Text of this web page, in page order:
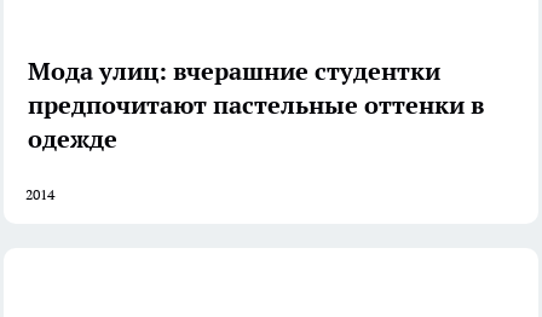
Мода улиц: вчерашние студентки
предпочитают пастельные оттенки в
одежде
2014